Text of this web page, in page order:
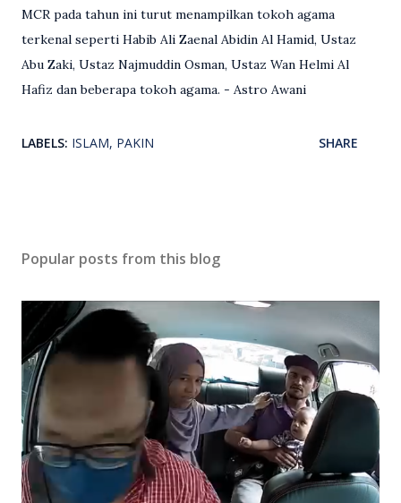
MCR pada tahun ini turut menampilkan tokoh agama
terkenal seperti Habib Ali Zaenal Abidin Al Hamid, Ustaz
Abu Zaki, Ustaz Najmuddin Osman, Ustaz Wan Helmi Al
Hafiz dan beberapa tokoh agama. - Astro Awani
LABELS: ISLAM PAKIN SHARE
Popular posts from this blog